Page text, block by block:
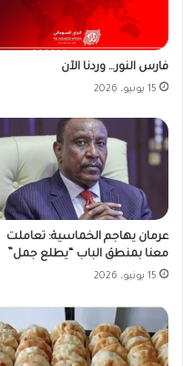
فارس النور… وردنا الآن
15 يونيو، 2026
عرمان يهاجم الخماسية: تعاملت
معنا بمنطق الباب “يطلع جمل”
15 يونيو، 2026